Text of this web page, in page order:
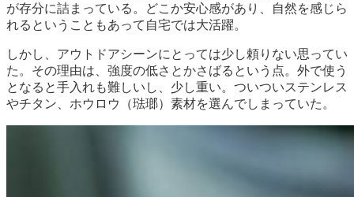
が存分に詰まっている。どこか安心感があり、自然を感じら
れるということもあって自宅では大活躍。
しかし、アウトドアシーンにとっては少し頼りない思ってい
た。その理由は、強度の低さとかさばるという点。外で使う
となると手入れも難しいし、少し重い。ついついステンレス
やチタン、ホウロウ（琺瑯）素材を選んでしまっていた。